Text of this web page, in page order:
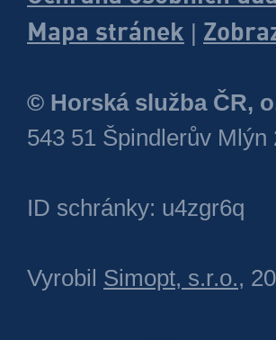
Mapa stránek
© Horská služba ČR,
543 51 Špindlerův
ID schránky: u4zgr6q
Vyrobil Simopt, s.r.o.,